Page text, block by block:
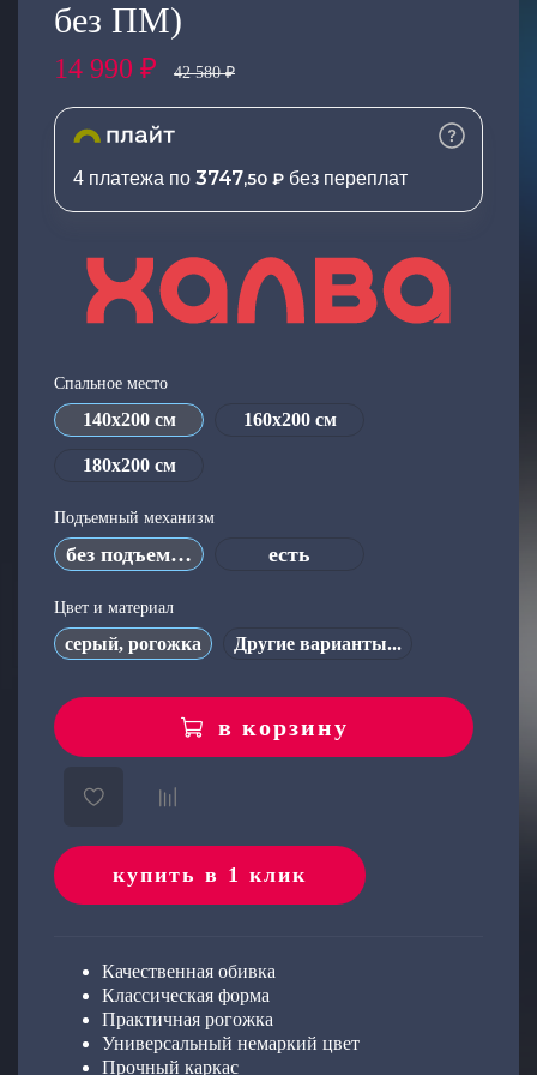
без ПМ)
14 990 ₽ 42 580 ₽
Спальное место
140х200 см 160х200 см
180х200 см
Подъемный механизм
без подъемного механизма
есть
Цвет и материал
серый, рогожка Другие варианты...
в корзину
купить в 1 клик
4 платежа по 3747,50 ₽ без переплат
Качественная обивка
Классическая форма
Практичная рогожка
Универсальный немаркий цвет
Прочный каркас
Добавляйте товары
в корзину
Оплачивайте сегодня только
25% картой любого банка
Получайте товар
выбранный способом
списываться
по25% каждые 2 недели
Подробнее
об оплате Плайтом
25
plait.ru